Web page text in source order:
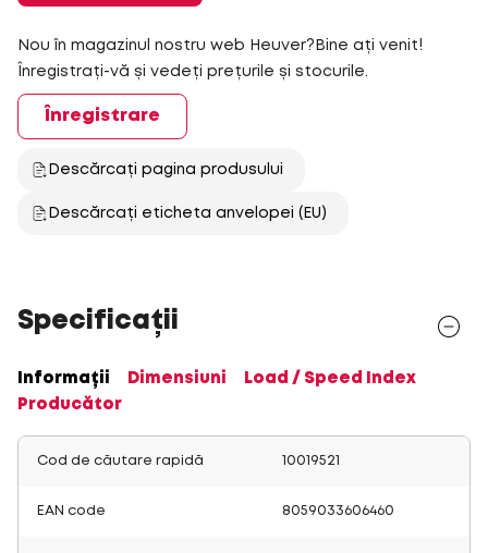
Nou în magazinul nostru web Heuver?Bine ați venit!
Înregistrați-vă și vedeți prețurile și stocurile.
Înregistrare
Descărcați pagina produsului
Descărcați eticheta anvelopei (EU)
Specificații
Informații Dimensiuni
Load / Speed Index
Producător
Cod de căutare rapidă 10019521
EAN code 8059033606460